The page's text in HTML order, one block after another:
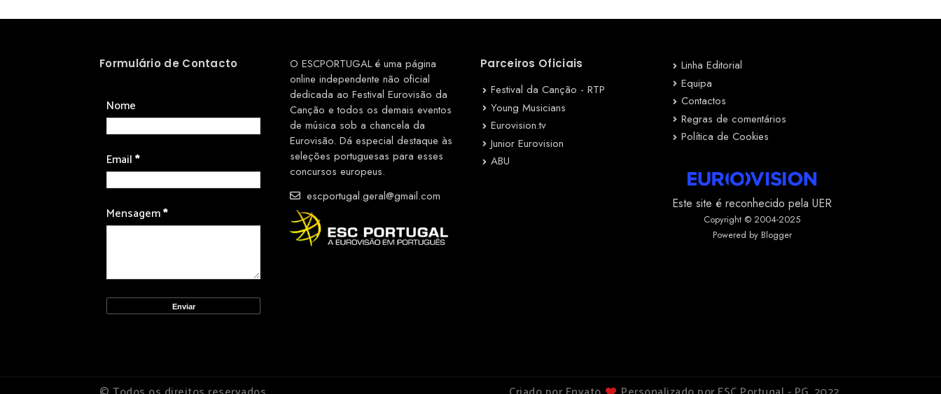
Formulário de Contacto
Nome
Email*
Mensagem*
O ESCPORTUGAL é uma página
online independente não oficial
dedicada ao Festival Eurovisão da
Canção e todos os demais eventos
de música sob a chancela da
Eurovisão. Dá especial destaque às
seleções portuguesas para esses
concursos europeus.
escportugal.geral@gmail.com
Parceiros Oficiais
Festival da Canção - RTP
Young Musicians
Eurovision.tv
Junior Eurovision
ABU
Linha Editorial
Equipa
Contactos
Regras de comentários
Política de Cookies
Este site é reconhecido pela UER
Copyright © 2004-2025
Powered by Blogger